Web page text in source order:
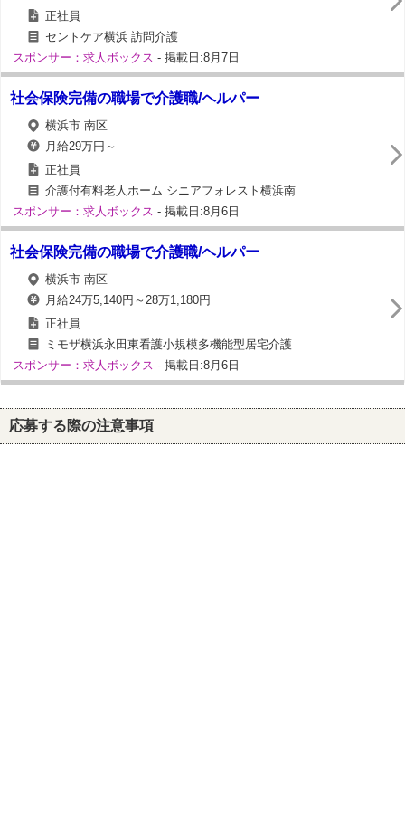
正社員
セントケア横浜 訪問介護
スポンサー：求人ボックス - 掲載日:8月7日
社会保険完備の職場で介護職/ヘルパー
横浜市 南区
月給29万円～
正社員
介護付有料老人ホーム シニアフォレスト横浜南
スポンサー：求人ボックス - 掲載日:8月6日
社会保険完備の職場で介護職/ヘルパー
横浜市 南区
月給24万5,140円～28万1,180円
正社員
ミモザ横浜永田東看護小規模多機能型居宅介護
スポンサー：求人ボックス - 掲載日:8月6日
応募する際の注意事項